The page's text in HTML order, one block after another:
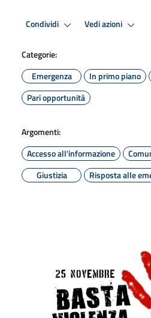
Condividi Vedi azioni
Categorie:
Emergenza
In primo piano
Pari opportunità
Argomenti:
Accesso all'informazione
Giustizia
Risposta alle